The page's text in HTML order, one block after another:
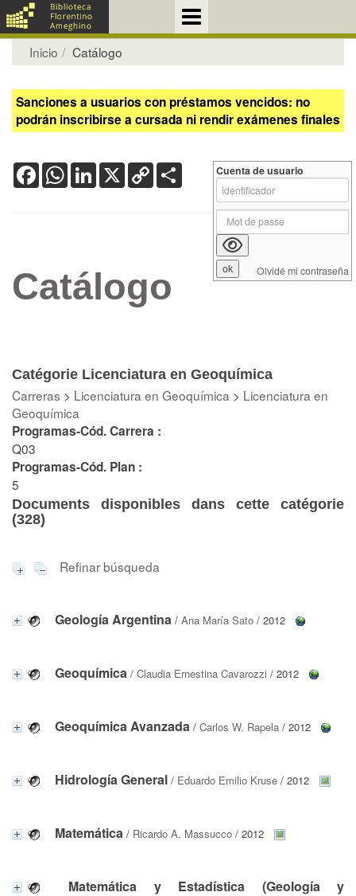
Inicio Catálogo
Sanciones a usuarios con préstamos vencidos: no
podrán inscribirse a cursada ni rendir exámenes finales
FacebookWhatsApp
LinkedIn
X Copy
Link
Catálogo
Catégorie Licenciatura en Geoquímica
Carreras > Licenciatura en Geoquímica > Licenciatura en
Geoquímica
Programas-Cód. Carrera :
Q03
Programas-Cód. Plan :
5
Documents disponibles dans cette catégorie
(328)
Refinar búsqueda
Geología Argentina / Ana María Sato / 2012
Geoquímica / Claudia Ernestina Cavarozzi / 2012
Geoquímica Avanzada / Carlos W. Rapela / 2012
Hidrología General / Eduardo Emilio Kruse / 2012
Matemática / Ricardo A. Massucco / 2012
Matemática y Estadística (Geología y
Cuenta de usuario
Olvidé mi contraseña